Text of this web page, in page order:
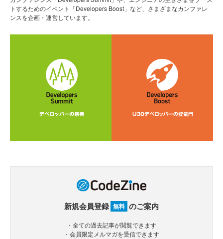
トするためのイベント「Developers Boost」など、さまざまなカンファレ
ンスを企画・運営しています。
新規会員登録 無料 のご案内
・全ての過去記事が閲覧できます
・会員限定メルマガを受信できます